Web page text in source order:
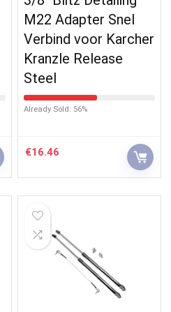
M22 Adapter Snel
Verbind voor Karcher
Kranzle Release
Steel
Already Sold: 56%
€16.46